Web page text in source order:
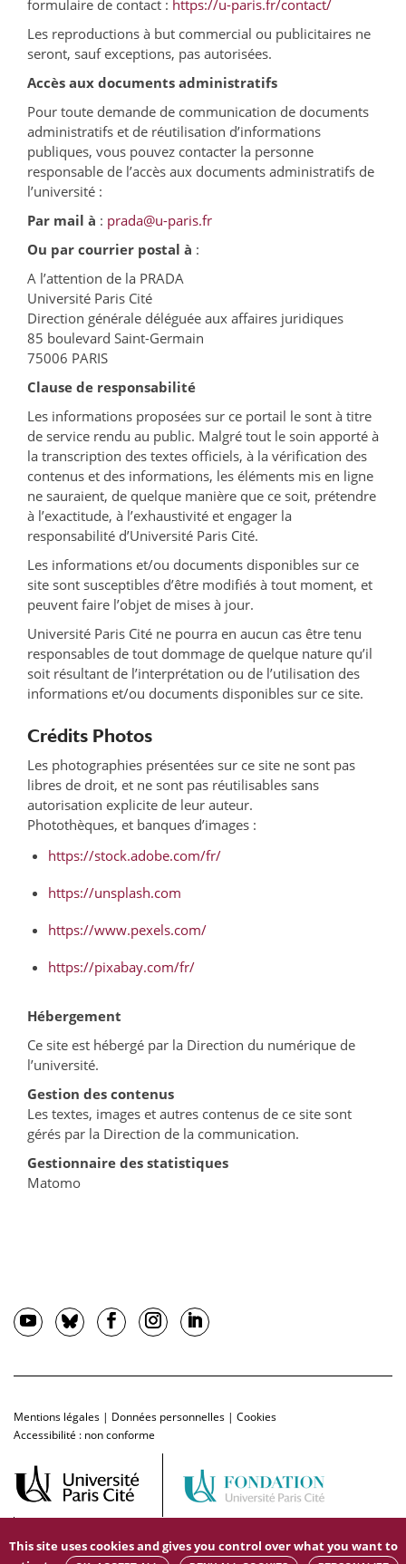
formulaire de contact : https://u-paris.fr/contact/
Les reproductions à but commercial ou publicitaires ne
seront, sauf exceptions, pas autorisées.
Accès aux documents administratifs
Pour toute demande de communication de documents
administratifs et de réutilisation d’informations
publiques, vous pouvez contacter la personne
responsable de l’accès aux documents administratifs de
l’université :
Par mail à : prada@u-paris.fr
Ou par courrier postal à :
A l’attention de la PRADA
Université Paris Cité
Direction générale déléguée aux affaires juridiques
85 boulevard Saint-Germain
75006 PARIS
Clause de responsabilité
Les informations proposées sur ce portail le sont à titre
de service rendu au public. Malgré tout le soin apporté à
la transcription des textes officiels, à la vérification des
contenus et des informations, les éléments mis en ligne
ne sauraient, de quelque manière que ce soit, prétendre
à l’exactitude, à l’exhaustivité et engager la
responsabilité d’Université Paris Cité.
Les informations et/ou documents disponibles sur ce
site sont susceptibles d’être modifiés à tout moment, et
peuvent faire l’objet de mises à jour.
Université Paris Cité ne pourra en aucun cas être tenu
responsables de tout dommage de quelque nature qu’il
soit résultant de l’interprétation ou de l’utilisation des
informations et/ou documents disponibles sur ce site.
Crédits Photos
Les photographies présentées sur ce site ne sont pas
libres de droit, et ne sont pas réutilisables sans
autorisation explicite de leur auteur.
Photothèques, et banques d’images :
https://stock.adobe.com/fr/
https://unsplash.com
https://www.pexels.com/
https://pixabay.com/fr/
Hébergement
Ce site est hébergé par la Direction du numérique de
l’université.
Gestion des contenus
Les textes, images et autres contenus de ce site sont
gérés par la Direction de la communication.
Gestionnaire des statistiques
Matomo
Mentions légales | Données personnelles | Cookies
Accessibilité : non conforme
This site uses cookies and gives you control over what you want to